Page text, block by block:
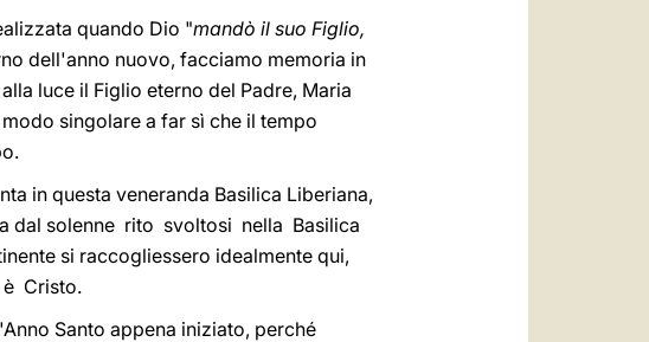
quando Dio "mandò il suo Figlio,
dell'anno nuovo, facciamo memoria in
luce il Figlio eterno del Padre, Maria
singolare a far sì che il tempo
in questa veneranda Basilica Liberiana,
dal solenne rito svoltosi nella Basilica
si raccogliessero idealmente qui,
Cristo.
Santo appena iniziato, perché